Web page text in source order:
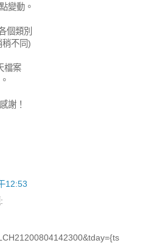
變動。
個類別
稍不同)
檔案
謝！
12:53